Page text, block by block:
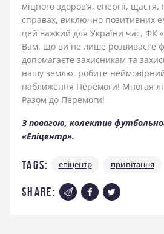
міцного здоров’я, енергії, щастя,
справах, виключно позитивних
цей важкий для України час, ФК
Вам, що ви не лише розвиваєте
допомагаєте захисникам та
нашу землю, робите
наближення Перемоги! Многая
Разом до Перемоги!
З повагою, колектив
«Епіцентр».
Tags: епіцентр привітання
share: